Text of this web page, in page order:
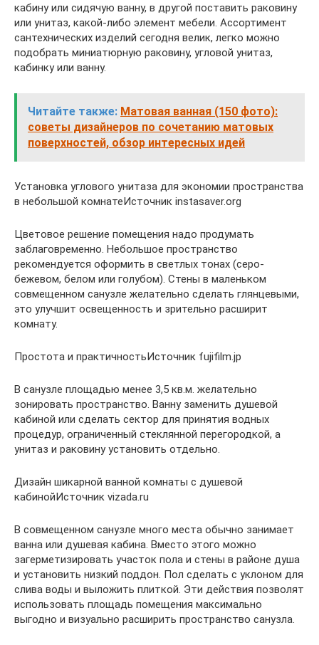
кабину или сидячую ванну, в другой поставить раковину
или унитаз, какой-либо элемент мебели. Ассортимент
сантехнических изделий сегодня велик, легко можно
подобрать миниатюрную раковину, угловой унитаз,
кабинку или ванну.
Читайте также: Матовая ванная (150 фото):
советы дизайнеров по сочетанию матовых
поверхностей, обзор интересных идей
Установка углового унитаза для экономии пространства
в небольшой комнатеИсточник instasaver.org
Цветовое решение помещения надо продумать
заблаговременно. Небольшое пространство
рекомендуется оформить в светлых тонах (серо-
бежевом, белом или голубом). Стены в маленьком
совмещенном санузле желательно сделать глянцевыми,
это улучшит освещенность и зрительно расширит
комнату.
Простота и практичностьИсточник fujifilm.jp
В санузле площадью менее 3,5 кв.м. желательно
зонировать пространство. Ванну заменить душевой
кабиной или сделать сектор для принятия водных
процедур, ограниченный стеклянной перегородкой, а
унитаз и раковину установить отдельно.
Дизайн шикарной ванной комнаты с душевой
кабинойИсточник vizada.ru
В совмещенном санузле много места обычно занимает
ванна или душевая кабина. Вместо этого можно
загерметизировать участок пола и стены в районе душа
и установить низкий поддон. Пол сделать с уклоном для
слива воды и выложить плиткой. Эти действия позволят
использовать площадь помещения максимально
выгодно и визуально расширить пространство санузла.